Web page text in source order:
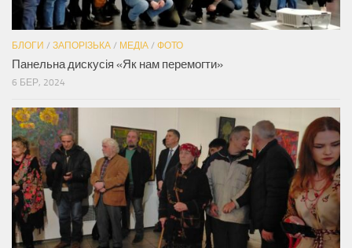
БЛОГИ / ЗАПОРІЗЬКА / МЕДІА / ФОТО
Панельна дискусія «Як нам перемогти»
6 БЕР, 2024